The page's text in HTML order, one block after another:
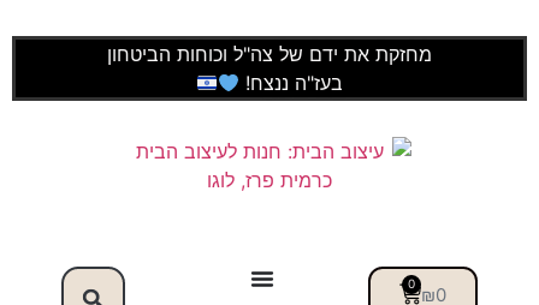
מחזקת את ידם של צה"ל וכוחות הביטחון
בעז"ה ננצח!
₪0
0